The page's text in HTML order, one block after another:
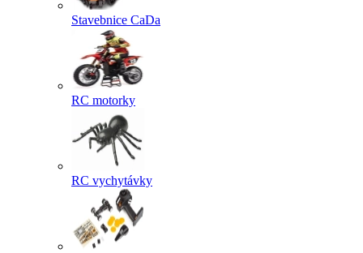
Stavebnice CaDa
RC motorky
RC vychytávky